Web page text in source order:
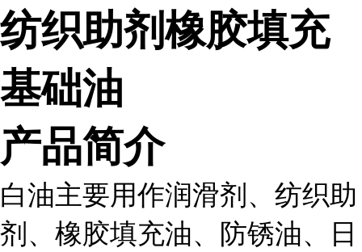
纺织助剂橡胶填充
基础油
产品简介
白油主要用作润滑剂、纺织助
剂、橡胶填充油、防锈油、日